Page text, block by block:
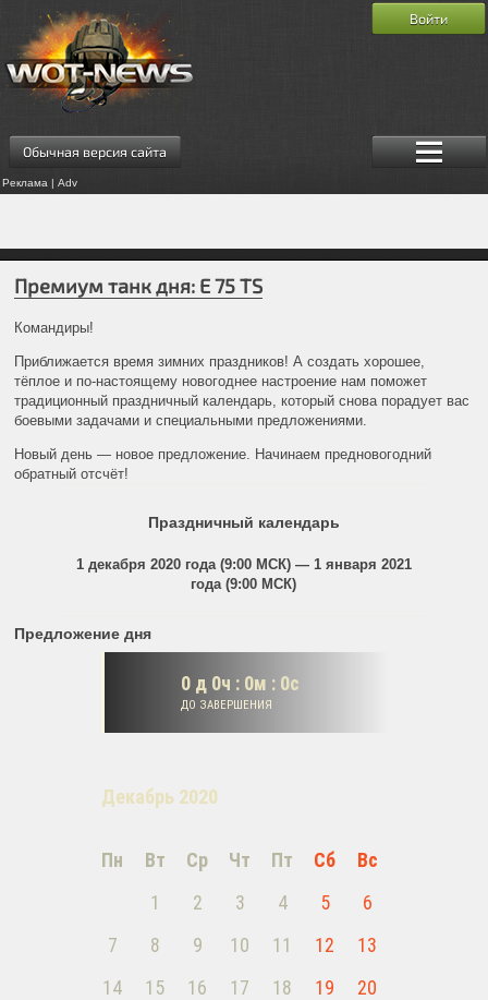
Обычная версия сайта
Реклама | Adv
Войти
Премиум танк дня: E 75 TS
Командиры!
Приближается время зимних праздников! А создать хорошее,
тёплое и по-настоящему новогоднее настроение нам поможет
традиционный праздничный календарь, который снова порадует вас
боевыми задачами и специальными предложениями.
Новый день — новое предложение. Начинаем предновогодний
обратный отсчёт!
Праздничный календарь
1 декабря 2020 года (9:00 МСК) — 1 января 2021
года (9:00 МСК)
Предложение дня
0д 0ч : 0м : 0c
ДО ЗАВЕРШЕНИЯ
Декабрь 2020
Пн Вт Ср Чт Пт Сб
Вс
1
2 3 4 5
6
7
8 9 10 11 12
13
14
15 16 17 18 19
20